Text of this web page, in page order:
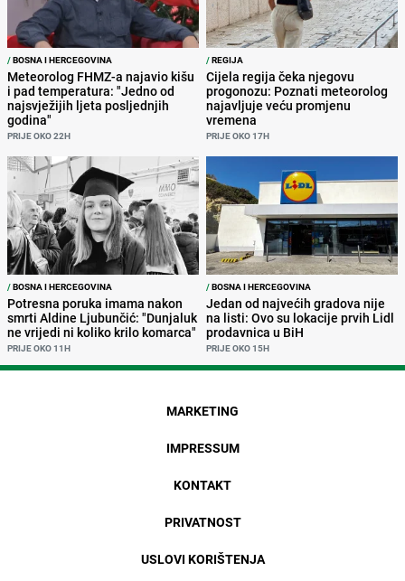
/BOSNA I HERCEGOVINA
Meteorolog FHMZ-a najavio kišu
i pad temperatura: "Jedno od
najsvježijih ljeta posljednjih
godina"
PRIJE OKO 22H
/REGIJA
Cijela regija čeka njegovu
progonozu: Poznati meteorolog
najavljuje veću promjenu
vremena
PRIJE OKO 17H
/BOSNA I HERCEGOVINA
Potresna poruka imama nakon
smrti Aldine Ljubunčić: "Dunjaluk
ne vrijedi ni koliko krilo komarca"
PRIJE OKO 11H
/BOSNA I HERCEGOVINA
Jedan od najvećih gradova nije
na listi: Ovo su lokacije prvih Lidl
prodavnica u BiH
PRIJE OKO 15H
MARKETING
IMPRESSUM
KONTAKT
PRIVATNOST
USLOVI KORIŠTENJA